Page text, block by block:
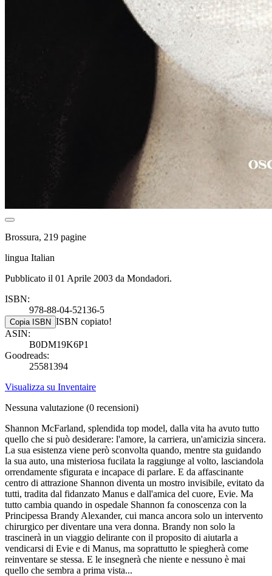
Brossura, 219 pagine
lingua Italian
Pubblicato il 01 Aprile 2003 da Mondadori.
ISBN:
978-88-04-52136-5
Copia ISBN ISBN copiato!
ASIN:
B0DM19K6P1
Goodreads:
25581394
Visualizza su Inventaire
Nessuna valutazione (0 recensioni)
Shannon McFarland, splendida top model, dalla vita ha avuto tutto
quello che si può desiderare: l'amore, la carriera, un'amicizia sincera.
La sua esistenza viene però sconvolta quando, mentre sta guidando
la sua auto, una misteriosa fucilata la raggiunge al volto, lasciandola
orrendamente sfigurata e incapace di parlare. E da affascinante
centro di attrazione Shannon diventa un mostro invisibile, evitato da
tutti, tradita dal fidanzato Manus e dall'amica del cuore, Evie. Ma
tutto cambia quando in ospedale Shannon fa conoscenza con la
Principessa Brandy Alexander, cui manca ancora solo un intervento
chirurgico per diventare una vera donna. Brandy non solo la
trascinerà in un viaggio delirante con il proposito di aiutarla a
vendicarsi di Evie e di Manus, ma soprattutto le spiegherà come
reinventare se stessa. E le insegnerà che niente e nessuno è mai
quello che sembra a prima vista...